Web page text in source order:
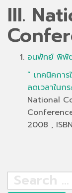
III.
อนพัทย์ พิ
” เทคนิคกา
ลดเวลาในก
National
2008 ,
Search
for: